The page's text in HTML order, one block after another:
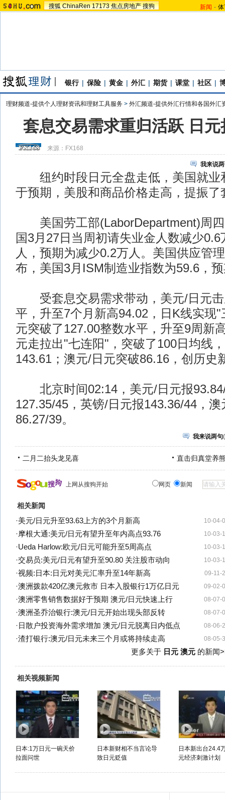
搜狐 ChinaRen 17173 焦点房地产 搜狗 新闻 -
银行 | 保险 | 黄金 | 外汇 | 期货 | 课堂 | 社区 |
理财频道-提供个人理财资讯和理财工具服务 > 外汇频道-提供外汇行情和各国外汇
套息交易需求重归活跃 日
来源： FX168
我来说
纽约时段日元全盘走低，美国就业
于预期，美股和商品价格走高，提振了
美国劳工部(LaborDepartment)周四
国3月27日当周初请失业金人数减少0.6
人，预期为减少0.2万人。美国供应管
布，美国3月ISM制造业指数为59.6，
受套息交易需求带动，美元/日元击
平，升至7个月新高94.02，日K线实现
元突破了127.00整数水平，升至9周新
元走拉出"七连阳"，突破了100日均线
143.61；澳元/日元突破86.16，创历史
北京时间02:14，美元/日元报
127.35/45，英镑/日元报143.36/44，澳
86.27/39。
我来说两句(
二月二抬头龙见喜 直击归真堂养
上网从搜狗开始 网页 新闻
相关新闻
10-04-
·美元/日元升至93.63上方的3个月新高
10-03-
·摩根大通:美元/日元有望升至年内高点93.76
10-03-
·Ueda Harlow:欧元/日元可能升至5周高点
10-03-
·交易员:美元/日元有望升至90.80 关注股市动向
09-11-
·视频:日本:日元对美元汇率升至14年新高
09-02-
·澳洲拨款420亿澳元救市 日本入股银行1万亿日元
08-07-
·澳洲零售销售数据好于预期 澳元/日元快速上行
08-07-
·澳洲圣乔治银行:澳元/日元开始出现头部反转
08-06-
· 日散户投资海外需求增加 澳元/日元脱离日内低点
08-05-
·渣打银行:澳元/日元未来三个月或将持续走高
更多关于 日元 澳元的新闻
相关视频新闻
日本:1万日元一碗天价
拉面问世
日本新财相不当言论导
致日元贬值
日本新出台24.4
元经济刺激计划